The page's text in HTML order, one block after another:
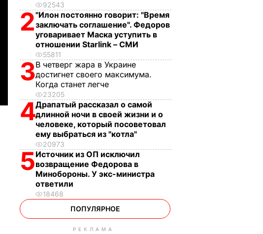
92543
2"Илон постоянно говорит: "Время
заключать соглашение". Федоров
уговаривает Маска уступить в
отношении Starlink – СМИ
55811
3В четверг жара в Украине
достигнет своего максимума.
Когда станет легче
23205
4Драпатый рассказал о самой
длинной ночи в своей жизни и о
человеке, который посоветовал
ему выбраться из "котла"
20973
5Источник из ОП исключил
возвращение Федорова в
Минобороны. У экс-министра
ответили
18468
ПОПУЛЯРНОЕ
РЕКЛАМА